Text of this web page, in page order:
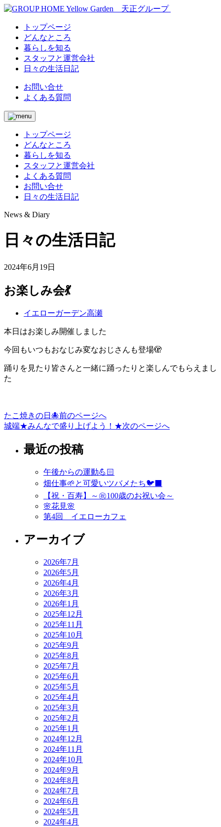
トップページ
どんなところ
暮らしを知る
スタッフと運営会社
日々の生活日記
お問い合せ
よくある質問
トップページ
どんなところ
暮らしを知る
スタッフと運営会社
よくある質問
お問い合せ
日々の生活日記
News & Diary
日々の生活日記
2024年6月19日
お楽しみ会💃
イエローガーデン高瀬
本日はお楽しみ開催しました
今回もいつもおなじみ変なおじさんも登場🫣
踊りを見たり皆さんと一緒に踊ったりと楽しんでもらえまし
た
投
稿
たこ焼きの日🐙前のページへ
城端★みんなで盛り上げよう！★次のページへ
最近の投稿
午後からの運動💪🏻
畑仕事🌱と可愛いツバメたち🐦‍⬛
【祝・百寿】～㊗️100歳のお祝い会～
🌸花見🌸
第4回 イエローカフェ
アーカイブ
2026年7月
2026年5月
2026年4月
2026年3月
2026年1月
2025年12月
2025年11月
2025年10月
2025年9月
2025年8月
2025年7月
2025年6月
2025年5月
2025年4月
2025年3月
2025年2月
2025年1月
2024年12月
2024年11月
2024年10月
2024年9月
2024年8月
2024年7月
2024年6月
2024年5月
2024年4月